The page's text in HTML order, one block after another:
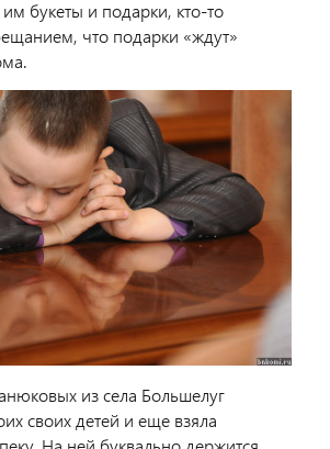
букеты и подарки, кто-то
что подарки «ждут»
из села Большелуг
своих детей и еще взяла